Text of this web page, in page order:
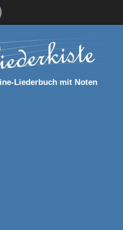
Liederbuch mit Noten